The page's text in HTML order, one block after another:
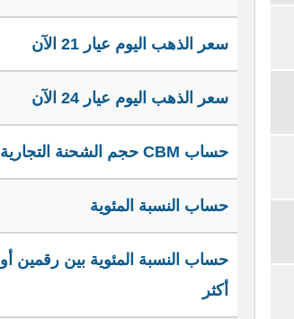
سعر الذهب اليوم عيار 21 الآن
سعر الذهب اليوم عيار 24 الآن
حساب CBM حجم الشحنة التجارية
حساب النسبة المئوية
حساب النسبة المئوية بين رقمين أو
أكثر